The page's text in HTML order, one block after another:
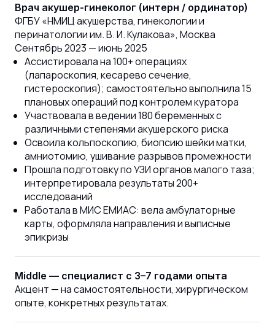
Врач акушер-гинеколог (интерн / ординатор)
ФГБУ «НМИЦ акушерства, гинекологии и
перинатологии им. В. И. Кулакова», Москва
Сентябрь 2023 — июнь 2025
Ассистировала на 100+ операциях
(лапароскопия, кесарево сечение,
гистероскопия); самостоятельно выполнила 15
плановых операций под контролем куратора
Участвовала в ведении 180 беременных с
различными степенями акушерского риска
Освоила кольпоскопию, биопсию шейки матки,
амниотомию, ушивание разрывов промежности
Прошла подготовку по УЗИ органов малого таза;
интерпретировала результаты 200+
исследований
Работала в МИС ЕМИАС: вела амбулаторные
карты, оформляла направления и выписные
эпикризы
Middle — специалист с 3–7 годами опыта
Акцент — на самостоятельности, хирургическом
опыте, конкретных результатах.